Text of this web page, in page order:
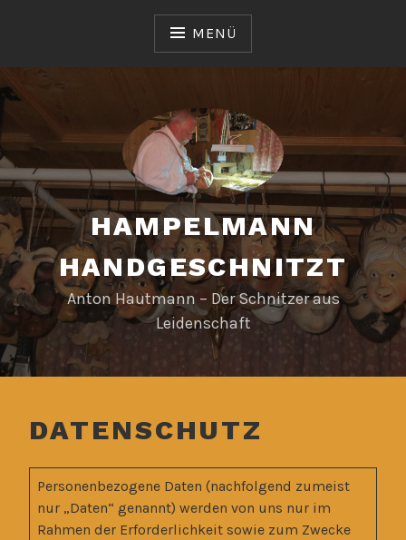
MENÜ
HAMPELMANN
HANDGESCHNITZT
Anton Hautmann – Der Schnitzer aus
Leidenschaft
DATENSCHUTZ
Personenbezogene Daten (nachfolgend zumeist
nur „Daten“ genannt) werden von uns nur im
Rahmen der Erforderlichkeit sowie zum Zwecke